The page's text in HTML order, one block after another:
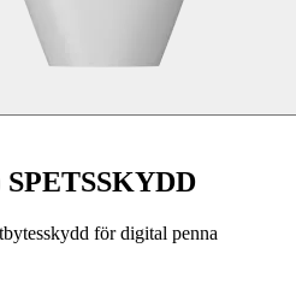
för digital penna